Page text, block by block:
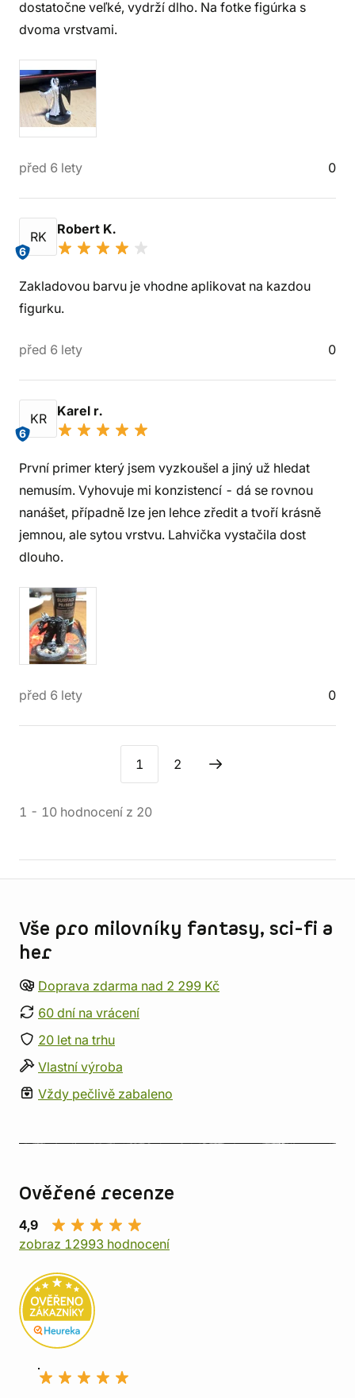
dostatočne veľké, vydrží dlho. Na fotke figúrka s
dvoma vrstvami.
před 6 lety 0
RK
6
Robert K.
Zakladovou barvu je vhodne aplikovat na kazdou
figurku.
před 6 lety 0
KR
6
Karel r.
První primer který jsem vyzkoušel a jiný už hledat
nemusím. Vyhovuje mi konzistencí - dá se rovnou
nanášet, případně lze jen lehce zředit a tvoří krásně
jemnou, ale sytou vrstvu. Lahvička vystačila dost
dlouho.
před 6 lety 0
1 2
1 - 10 hodnocení z 20
Vše pro milovníky fantasy, sci-fi a
her
Doprava zdarma nad 2 299 Kč
60 dní na vrácení
20 let na trhu
Vlastní výroba
Vždy pečlivě zabaleno
Ověřené recenze
4,9
zobraz 12993 hodnocení